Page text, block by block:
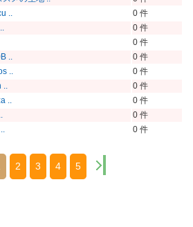
..
0 件
0 件
0 件
..
0 件
..
0 件
0 件
..
0 件
0 件
0 件
2 3 4 5